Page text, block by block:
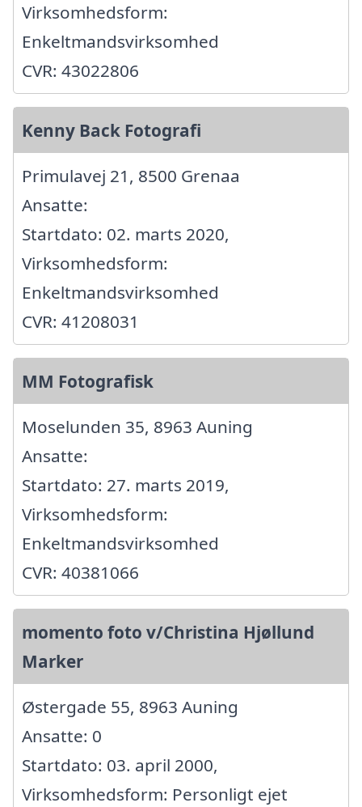
Virksomhedsform:
Enkeltmandsvirksomhed
CVR: 43022806
Kenny Back Fotografi
Primulavej 21, 8500 Grenaa
Ansatte:
Startdato: 02. marts 2020,
Virksomhedsform:
Enkeltmandsvirksomhed
CVR: 41208031
MM Fotografisk
Moselunden 35, 8963 Auning
Ansatte:
Startdato: 27. marts 2019,
Virksomhedsform:
Enkeltmandsvirksomhed
CVR: 40381066
momento foto v/Christina Hjøllund
Marker
Østergade 55, 8963 Auning
Ansatte: 0
Startdato: 03. april 2000,
Virksomhedsform: Personligt ejet